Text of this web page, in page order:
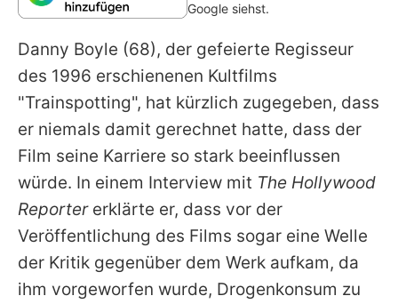
Redaktionelle Richtlinien
Impressum
Datenschutzerklärung
Nutzungsbedingungen
Utiq verwalten
Google siehst.
Danny Boyle (68), der gefeierte Regisseur
des 1996 erschienenen Kultfilms
"Trainspotting", hat kürzlich zugegeben, dass
er niemals damit gerechnet hatte, dass der
Film seine Karriere so stark beeinflussen
würde. In einem Interview mit The Hollywood
Reportererklärte er, dass vor der
Veröffentlichung des Films sogar eine Welle
der Kritik gegenüber dem Werk aufkam, da
ihm vorgeworfen wurde, Drogenkonsum zu